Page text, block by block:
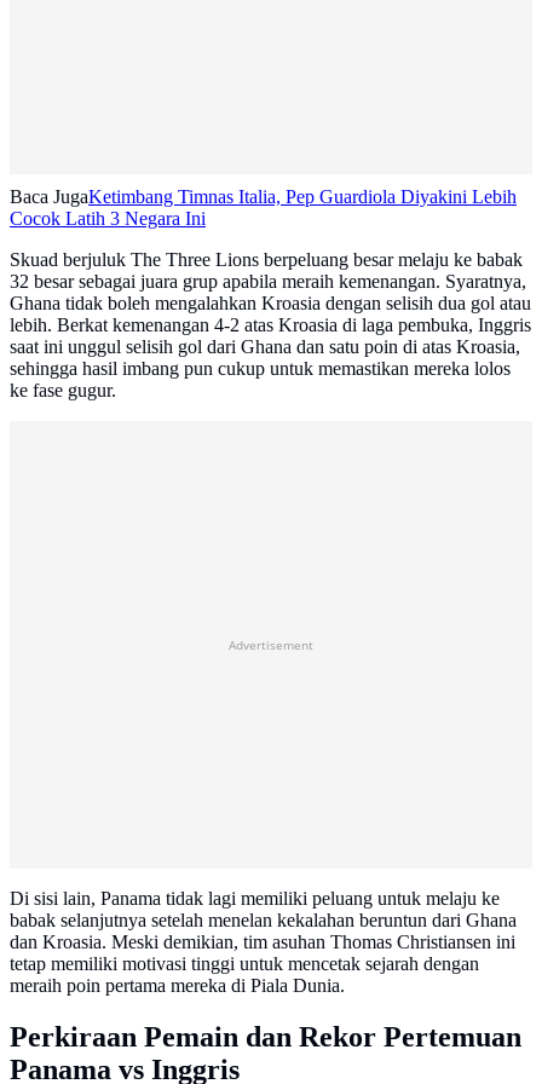
Baca JugaKetimbang Timnas Italia, Pep Guardiola Diyakini Lebih
Cocok Latih 3 Negara Ini
Skuad berjuluk The Three Lions berpeluang besar melaju ke babak
32 besar sebagai juara grup apabila meraih kemenangan. Syaratnya,
Ghana tidak boleh mengalahkan Kroasia dengan selisih dua gol atau
lebih. Berkat kemenangan 4-2 atas Kroasia di laga pembuka, Inggris
saat ini unggul selisih gol dari Ghana dan satu poin di atas Kroasia,
sehingga hasil imbang pun cukup untuk memastikan mereka lolos
ke fase gugur.
Advertisement
Di sisi lain, Panama tidak lagi memiliki peluang untuk melaju ke
babak selanjutnya setelah menelan kekalahan beruntun dari Ghana
dan Kroasia. Meski demikian, tim asuhan Thomas Christiansen ini
tetap memiliki motivasi tinggi untuk mencetak sejarah dengan
meraih poin pertama mereka di Piala Dunia.
Perkiraan Pemain dan Rekor Pertemuan
Panama vs Inggris